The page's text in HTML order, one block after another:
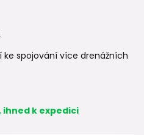
ke spojování více drenážních
ihned k expedici